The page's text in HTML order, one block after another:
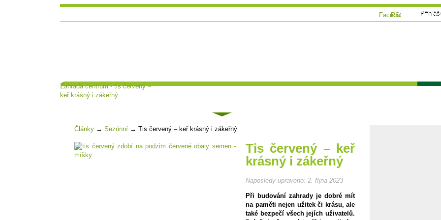
Facebook
RSS
Zahrada centrum - tis červený –
keř krásný i zákeřný
Hlavní strana
Články → Sezónní → Tis červený – keř krásný i zákeřný
Tis červený – keř
krásný i zákeřný
Naposledy upraveno: 2. října 2023
Při budování zahrady je dobré mít
na paměti nejen užitek či krásu, ale
také bezpečí všech jejích uživatelů.